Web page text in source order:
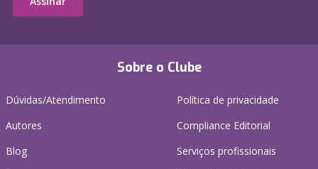
Sobre o Clube
Dúvidas/Atendimento
Autores
Blog
Política de privacidade
Compliance Editorial
Serviços profissionais